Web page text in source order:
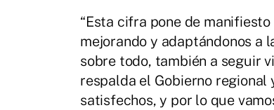
“Esta cifra pone de
mejorando y adaptándonos a
sobre todo, también a seguir
respalda el Gobierno
satisfechos, y por lo que